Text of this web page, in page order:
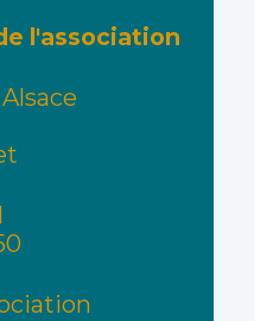
l'association